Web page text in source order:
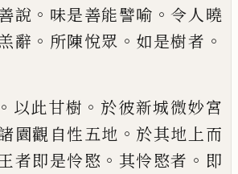
說 。 味是善能譬喻 。令人曉
辭 。 所陳悅眾 。 如是樹者 。
。 以此甘樹 。 於彼新城微妙宮
園觀自性五地 。 於其地上而
者即是怜愍 。 其怜愍者 。 即